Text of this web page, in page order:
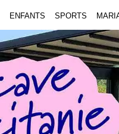
ENFANTS SPORTS